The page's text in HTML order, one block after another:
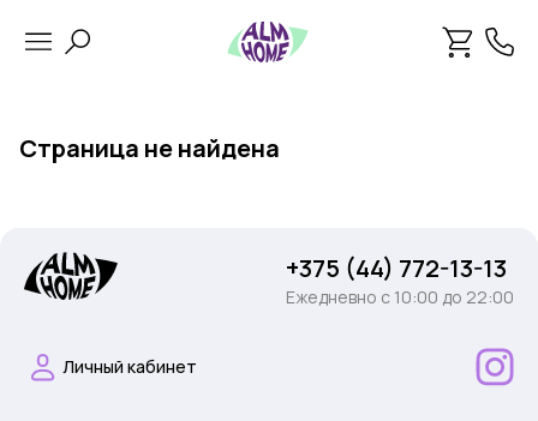
Страница не найдена
+375 (44) 772-13-13
Ежедневно c 10:00 до 22:00
Личный кабинет